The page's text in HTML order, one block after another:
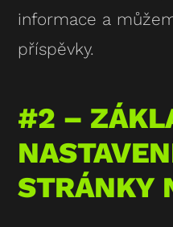
informace a
příspěvky.
#2 –
STRÁNKY